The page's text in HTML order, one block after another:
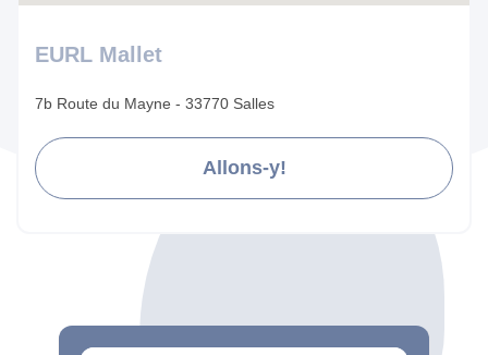
EURL Mallet
7b Route du Mayne - 33770 Salles
Allons-y!